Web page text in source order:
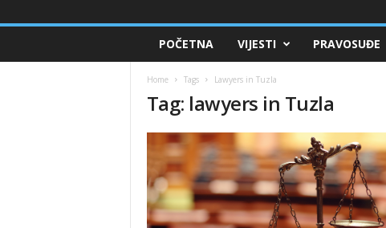
POČETNA VIJESTI PRAVOSUĐE
Home Tags Lawyers in Tuzla
Tag: lawyers in Tuzla